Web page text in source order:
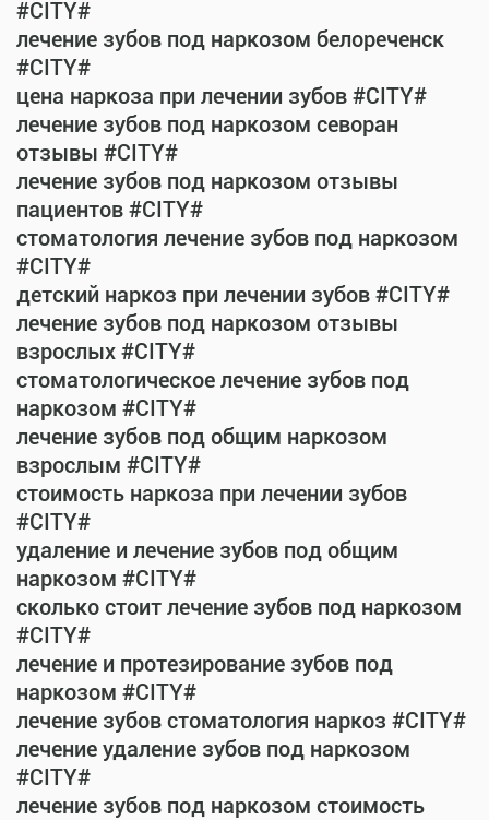
#CITY#
лечение зубов под наркозом белореченск
#CITY#
цена наркоза при лечении зубов #CITY#
лечение зубов под наркозом севоран
отзывы #CITY#
лечение зубов под наркозом отзывы
пациентов #CITY#
стоматология лечение зубов под наркозом
#CITY#
детский наркоз при лечении зубов #CITY#
лечение зубов под наркозом отзывы
взрослых #CITY#
стоматологическое лечение зубов под
наркозом #CITY#
лечение зубов под общим наркозом
взрослым #CITY#
стоимость наркоза при лечении зубов
#CITY#
удаление и лечение зубов под общим
наркозом #CITY#
сколько стоит лечение зубов под наркозом
#CITY#
лечение и протезирование зубов под
наркозом #CITY#
лечение зубов стоматология наркоз #CITY#
лечение удаление зубов под наркозом
#CITY#
лечение зубов под наркозом стоимость